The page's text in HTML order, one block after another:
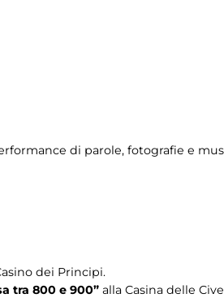
di parole, fotografie e
dei Principi.
tra 800 e 900” alla Casina delle